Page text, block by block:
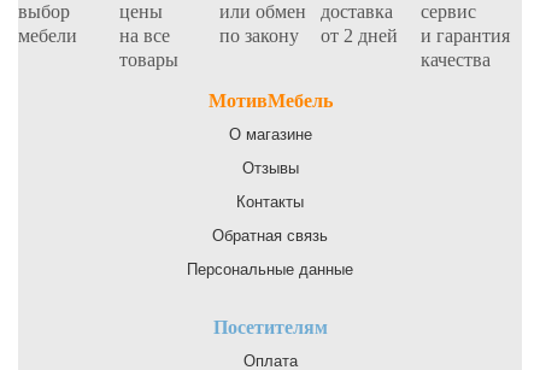
выбор
мебели
цены
на все
товары
или обмен
по закону
доставка
от 2 дней
сервис
и гарантия
качества
МотивМебель
О магазине
Отзывы
Контакты
Обратная связь
Персональные данные
Посетителям
Оплата